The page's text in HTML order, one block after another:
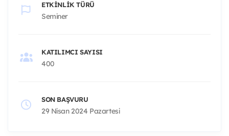
ETKINLIK TÜRÜ
Seminer
KATILIMCI SAYISI
400
SON BAŞVURU
29 Nisan 2024 Pazartesi